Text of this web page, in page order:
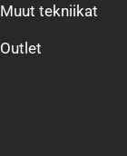
Muut tekniikat
Outlet